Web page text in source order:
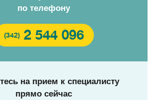
по телефону
(342) 2 544 096
на прием к специалисту
прямо сейчас